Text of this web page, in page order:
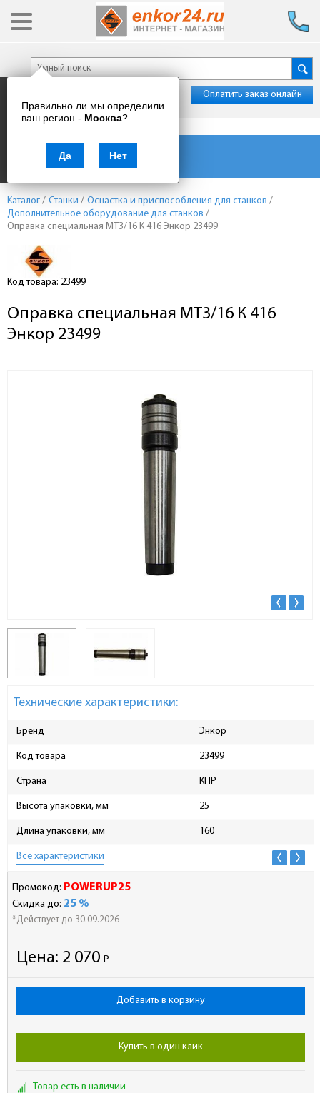
Правильно ли мы определили
ваш регион - Москва?
Да Нет
Оплатить заказ онлайн
Каталог товаров
Каталог / Станки / Оснастка и приспособления для станков /
Дополнительное оборудование для станков /
Оправка специальная МТ3/16 К 416 Энкор 23499
Код товара: 23499
Оправка специальная МТ3/16 К 416
Энкор 23499
Технические характеристики:
Бренд Энкор
Код товара 23499
Страна КНР
Высота упаковки, мм 25
Длина упаковки, мм 160
Все характеристики
Промокод: POWERUP25
Скидка до: 25 %
*Действует до 30.09.2026
Цена: 2 070 Р
-
Добавить в корзину
Купить в один клик
Товар есть в наличии